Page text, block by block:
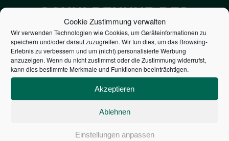
Cookie Zustimmung verwalten
Wir verwenden Technologien wie Cookies, um Geräteinformationen zu
speichern und/oder darauf zuzugreifen. Wir tun dies, um das Browsing-
Erlebnis zu verbessern und um (nicht) personalisierte Werbung
anzuzeigen. Wenn du nicht zustimmst oder die Zustimmung widerrufst,
kann dies bestimmte Merkmale und Funktionen beeinträchtigen.
Akzeptieren
Ablehnen
Einstellungen anpassen
SCHULDENUHR DES
BUNDES DER
STEUERZAHLER
7,052€
NEUVERSCHULDUNG
PRO SEKUNDE